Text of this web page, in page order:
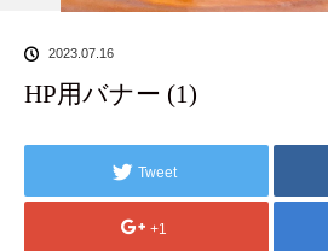
2023.07.16
HP用バナー (1)
Tweet
+1